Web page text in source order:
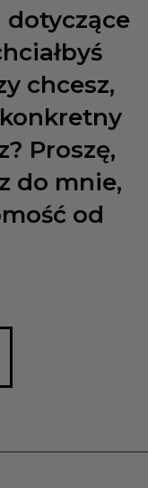
dotyczące
chcesz,
Proszę,
do mnie,
od